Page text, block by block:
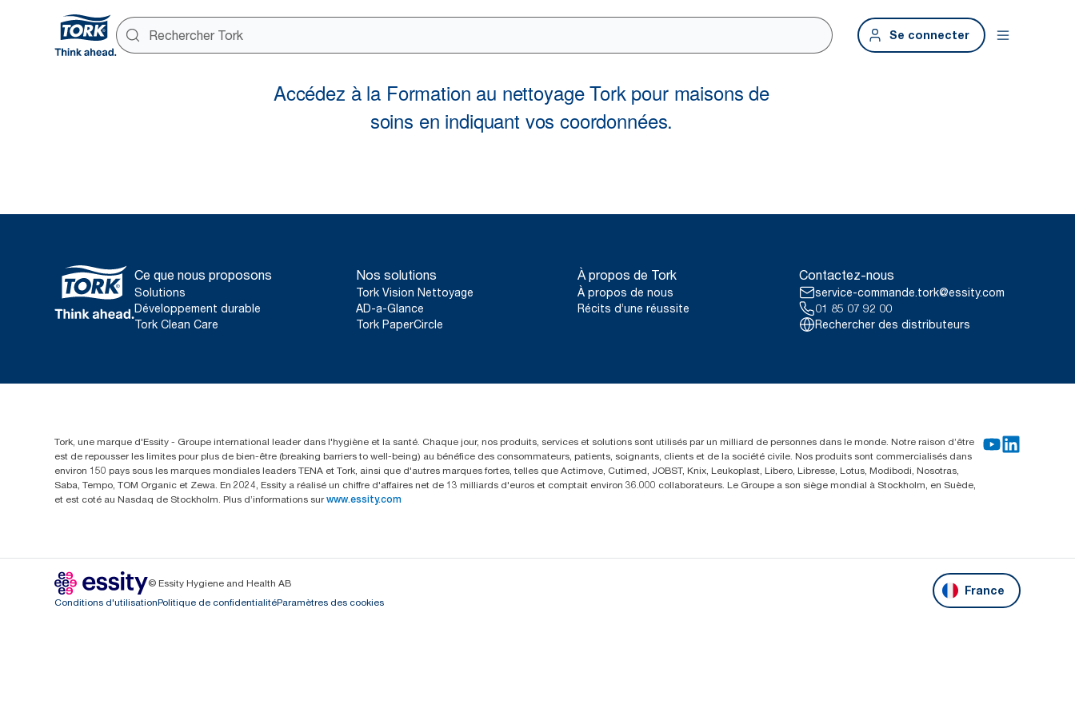
Se connecter
Ce que nous proposons
Solutions
Développement durable
Tork Clean Care
Nos solutions
Tork Vision Nettoyage
AD-a-Glance
Tork PaperCircle
À propos de Tork
À propos de nous
Récits d’une réussite
Contactez-nous
service-commande.tork@essity.com
01 85 07 92 00
Rechercher des distributeurs
Tork, une marque d'Essity - Groupe international leader dans l'hygiène et la santé. Chaque jour, nos produits, services et solutions sont utilisés par un milliard de personnes dans le monde. Notre raison d’être
est de repousser les limites pour plus de bien-être (breaking barriers to well-being) au bénéfice des consommateurs, patients, soignants, clients et de la société civile. Nos produits sont commercialisés dans
environ 150 pays sous les marques mondiales leaders TENA et Tork, ainsi que d'autres marques fortes, telles que Actimove, Cutimed, JOBST, Knix, Leukoplast, Libero, Libresse, Lotus, Modibodi, Nosotras,
Saba, Tempo, TOM Organic et Zewa. En 2024, Essity a réalisé un chiffre d'affaires net de 13 milliards d'euros et comptait environ 36.000 collaborateurs. Le Groupe a son siège mondial à Stockholm, en Suède,
et est coté au Nasdaq de Stockholm. Plus d’informations sur www.essity.com
© Essity Hygiene and Health AB
Conditions d'utilisationPolitique de confidentialitéParamètres des cookies
France